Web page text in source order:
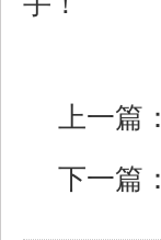
上一篇：
下一篇：